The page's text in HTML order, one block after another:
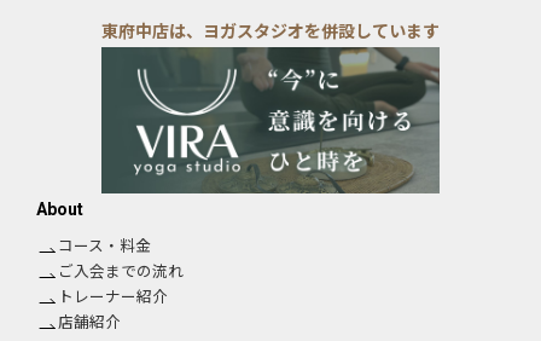
東府中店は、ヨガスタジオを併設しています
About
コース・料金
ご入会までの流れ
トレーナー紹介
店舗紹介